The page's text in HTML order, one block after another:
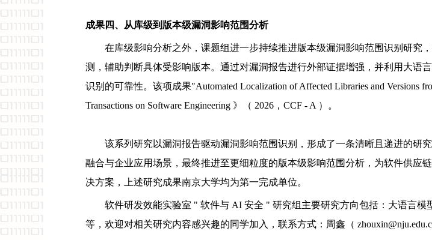
成果四、从库级到 版本级漏洞影响范围分析
在库级影响分析之外，课题组进一步持续推进版本级漏洞影响范围识别研究
测，辅助判断具体受影响版本。通过对漏洞报告进行外部证据增强，并利用大语
识别的可靠性。该项成果"Automated Localization of Affected Libraries and
Transactions on Software Engineering 》（ 2026，CCF - A ）。
该系列研究以漏洞报告驱动漏洞影响范围识别，形成了一条清晰且递进的研
融合与企业应用场景，最终推进至更细粒度的版本级影响范围分析，为软件供应
决方案，上述研究成果南京大学均为第一完成单位。
软件研发效能实验室 " 软件与 AI 安全 " 研究组主要研究方向包括：大语言
等，欢迎对相关研究内容感兴趣的同学加入，联系方式：周鑫（